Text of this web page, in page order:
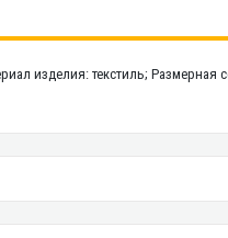
изделия: текстиль; Размерная